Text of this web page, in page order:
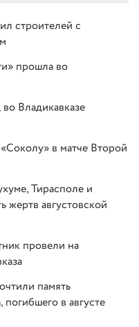
строителей с
прошла во
Владикавказе
в матче Второй
Тирасполе и
жертв августовской
провели на
память
в августе